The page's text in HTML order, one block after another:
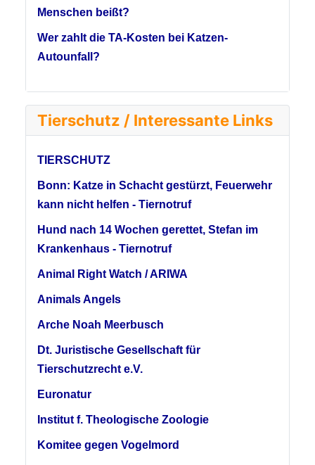
Menschen beißt?
Wer zahlt die TA-Kosten bei Katzen-
Autounfall?
Tierschutz / Interessante Links
TIERSCHUTZ
Bonn: Katze in Schacht gestürzt, Feuerwehr
kann nicht helfen - Tiernotruf
Hund nach 14 Wochen gerettet, Stefan im
Krankenhaus - Tiernotruf
Animal Right Watch / ARIWA
Animals Angels
Arche Noah Meerbusch
Dt. Juristische Gesellschaft für
Tierschutzrecht e.V.
Euronatur
Institut f. Theologische Zoologie
Komitee gegen Vogelmord